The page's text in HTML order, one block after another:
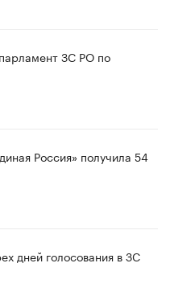
ЗС РО по
Россия» получила 54
дней голосования в ЗС